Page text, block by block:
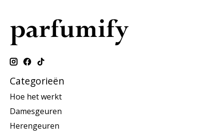
Categorieën
Hoe het werkt
Damesgeuren
Herengeuren